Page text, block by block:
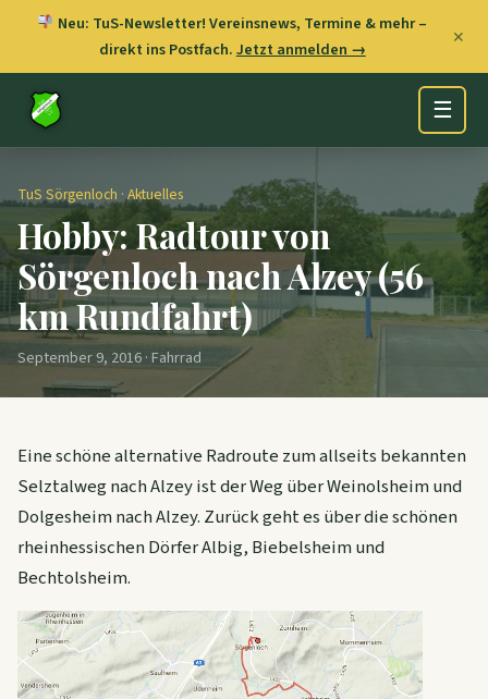
Neu: TuS-Newsletter! Vereinsnews, Termine & mehr –
direkt ins Postfach.Jetzt anmelden →
✕
☰
TuS Sörgenloch ·Aktuelles
Hobby: Radtour von
Sörgenloch nach Alzey (56
km Rundfahrt)
September 9, 2016 · Fahrrad
Eine schöne alternative Radroute zum allseits bekannten
Selztalweg nach Alzey ist der Weg über Weinolsheim und
Dolgesheim nach Alzey. Zurück geht es über die schönen
rheinhessischen Dörfer Albig, Biebelsheim und
Bechtolsheim.